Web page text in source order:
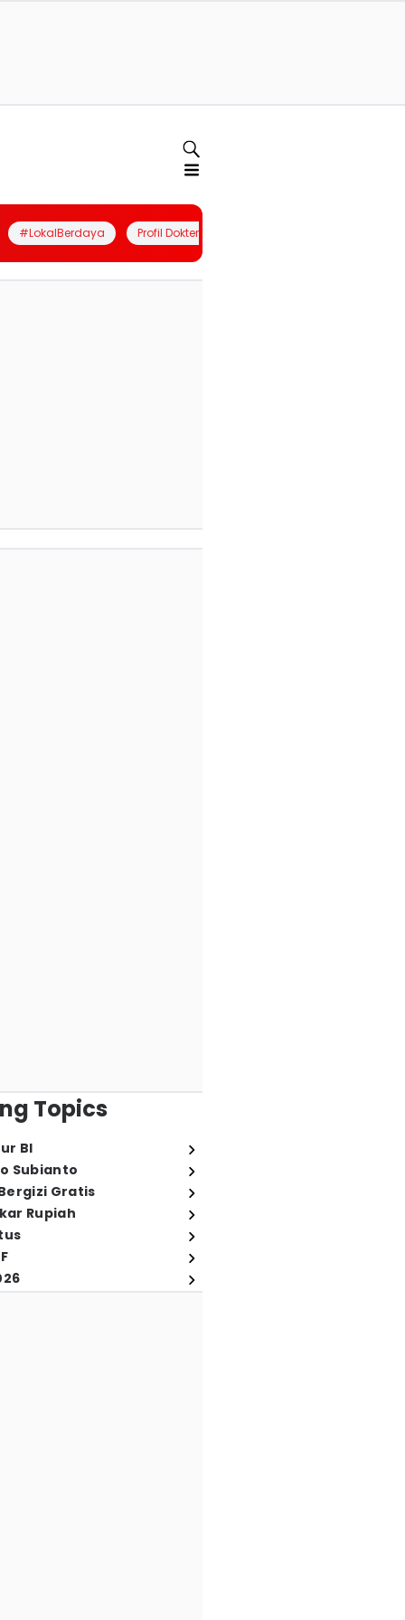
#LokalBerdaya Profil Dokter
Topics
BI
Subianto
Gratis
Rupiah